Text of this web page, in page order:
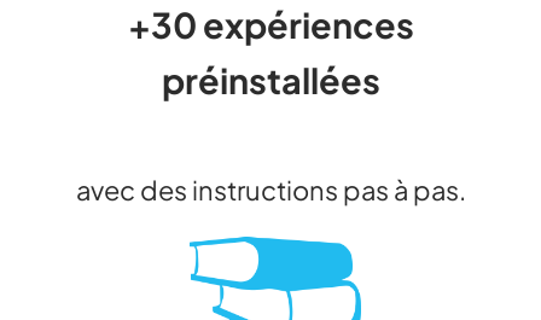
+30 expériences
préinstallées
avec des instructions pas à pas.